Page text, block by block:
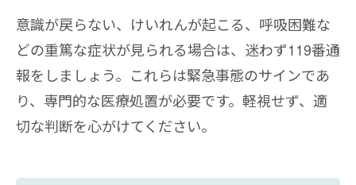
意識が戻らない、けいれんが起こる、呼吸困難な
どの重篤な症状が見られる場合は、迷わず119番通
報をしましょう。これらは緊急事態のサインであ
り、専門的な医療処置が必要です。軽視せず、適
切な判断を心がけてください。